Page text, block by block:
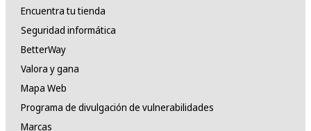
Encuentra tu tienda
Seguridad informática
BetterWay
Valora y gana
Mapa Web
Programa de divulgación de vulnerabilidades
Marcas